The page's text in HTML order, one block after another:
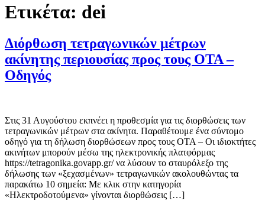
Ετικέτα: dei
Διόρθωση τετραγωνικών μέτρων
ακίνητης περιουσίας προς τους ΟΤΑ –
Οδηγός
Στις 31 Αυγούστου εκπνέει η προθεσμία για τις διορθώσεις των
τετραγωνικών μέτρων στα ακίνητα. Παραθέτουμε ένα σύντομο
οδηγό για τη δήλωση διορθώσεων προς τους ΟΤΑ – Οι ιδιοκτήτες
ακινήτων μπορούν μέσω της ηλεκτρονικής πλατφόρμας
https://tetragonika.govapp.gr/ να λύσουν το σταυρόλεξο της
δήλωσης των «ξεχασμένων» τετραγωνικών ακολουθώντας τα
παρακάτω 10 σημεία: Με κλικ στην κατηγορία
«Ηλεκτροδοτούμενα» γίνονται διορθώσεις […]